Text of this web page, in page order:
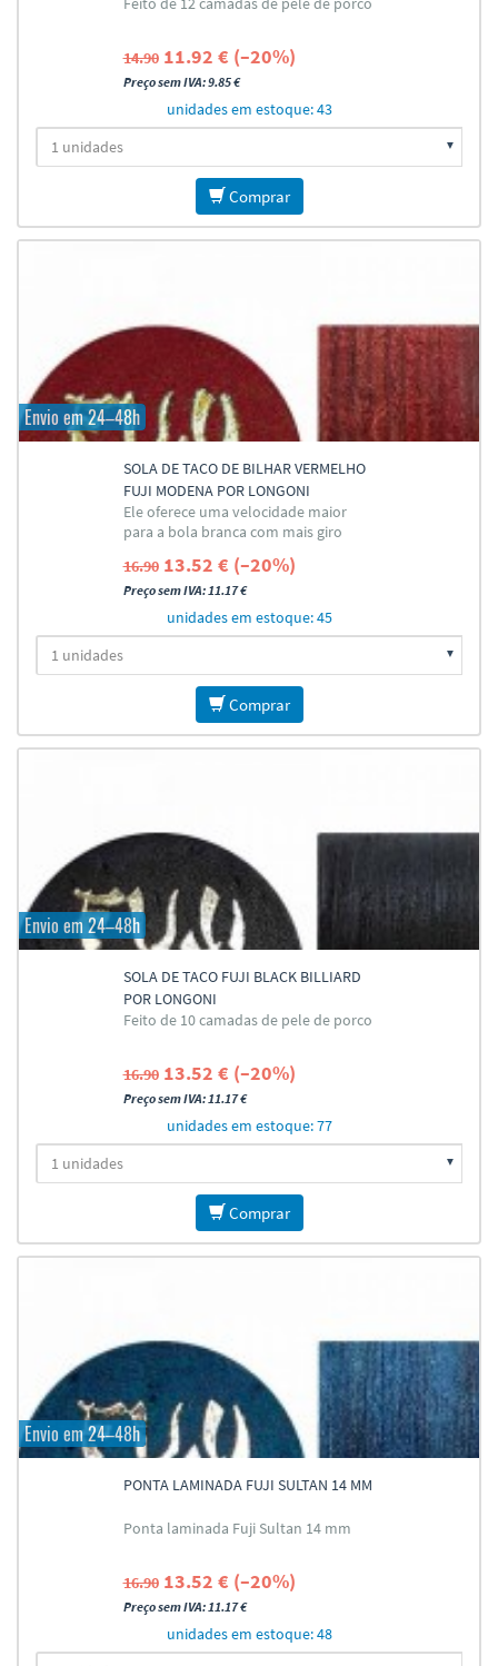
14.90 11.92 € (–20%)
Preço sem IVA: 9.85 €
unidades em estoque: 43
Comprar
Envio em 24–48h
SOLA DE TACO DE BILHAR VERMELHO
FUJI MODENA POR LONGONI
Ele oferece uma velocidade maior
para a bola branca com mais giro
16.90 13.52 € (–20%)
Preço sem IVA: 11.17 €
unidades em estoque: 45
Comprar
Envio em 24–48h
SOLA DE TACO FUJI BLACK BILLIARD
POR LONGONI
Feito de 10 camadas de pele de porco
16.90 13.52 € (–20%)
Preço sem IVA: 11.17 €
unidades em estoque: 77
Comprar
Envio em 24–48h
PONTA LAMINADA FUJI SULTAN 14 MM
Ponta laminada Fuji Sultan 14 mm
16.90 13.52 € (–20%)
Preço sem IVA: 11.17 €
unidades em estoque: 48